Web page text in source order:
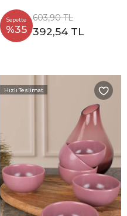
Sepette
%35
603,90 TL
392,54 TL
Hızlı Teslimat